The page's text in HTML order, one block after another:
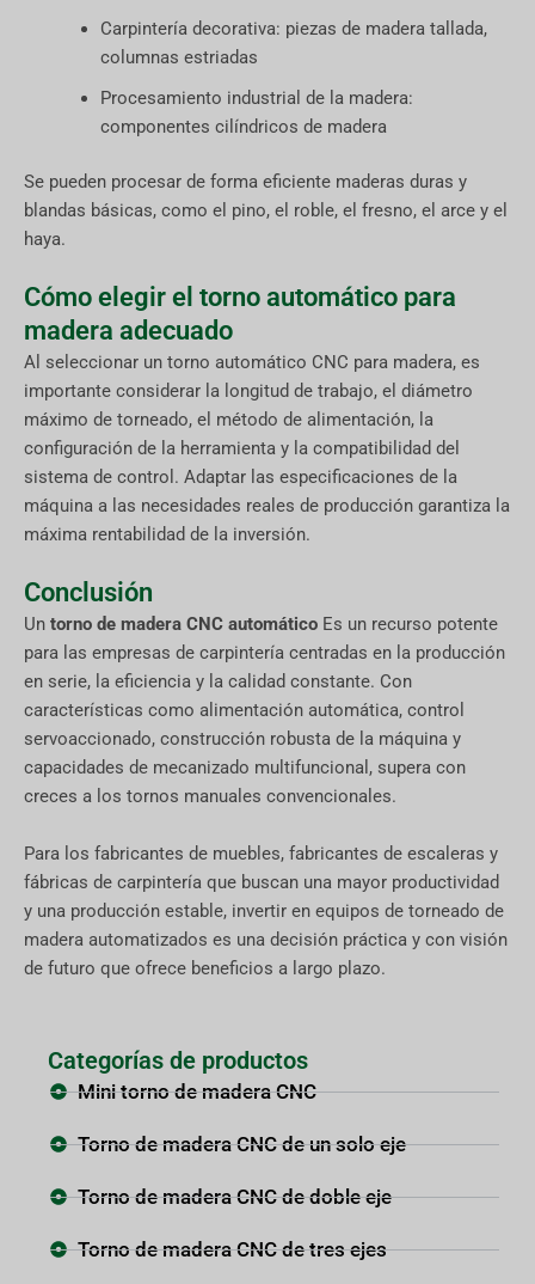
Carpintería decorativa: piezas de madera tallada,
columnas estriadas
Procesamiento industrial de la madera:
componentes cilíndricos de madera
Se pueden procesar de forma eficiente maderas duras y
blandas básicas, como el pino, el roble, el fresno, el arce y el
haya.
Cómo elegir el torno automático para
madera adecuado
Al seleccionar un torno automático CNC para madera, es
importante considerar la longitud de trabajo, el diámetro
máximo de torneado, el método de alimentación, la
configuración de la herramienta y la compatibilidad del
sistema de control. Adaptar las especificaciones de la
máquina a las necesidades reales de producción garantiza la
máxima rentabilidad de la inversión.
Conclusión
Un torno de madera CNC automático Es un recurso potente
para las empresas de carpintería centradas en la producción
en serie, la eficiencia y la calidad constante. Con
características como alimentación automática, control
servoaccionado, construcción robusta de la máquina y
capacidades de mecanizado multifuncional, supera con
creces a los tornos manuales convencionales.
Para los fabricantes de muebles, fabricantes de escaleras y
fábricas de carpintería que buscan una mayor productividad
y una producción estable, invertir en equipos de torneado de
madera automatizados es una decisión práctica y con visión
de futuro que ofrece beneficios a largo plazo.
Categorías de productos
Mini torno de madera CNC
Torno de madera CNC de un solo eje
Torno de madera CNC de doble eje
Torno de madera CNC de tres ejes